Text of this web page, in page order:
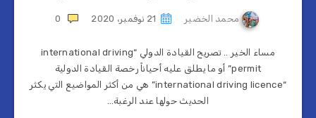
محمد الخضير 21 نوفمبر، 2020 0
مساء الخير .. تصريح القيادة الدولي “international driving
permit” أو ما يطلق عليه أحياناً رخصة القيادة الدولية
“international driving licence” هي من أكثر المواضيع التي يكثر
الحديث حولها عند الرغبة…